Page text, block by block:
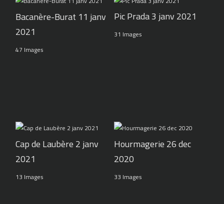
Bacanère-Burat 11 janv
2021
47 Images
Pic Prada 3 janv 2021
31 Images
Cap de Laubère 2 janv
2021
13 Images
Hourmagerie 26 dec
2020
33 Images